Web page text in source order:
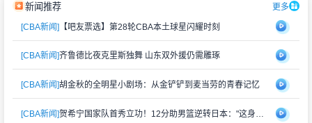
新闻推荐 更多
[CBA新闻]【吧友票选】第28轮CBA本土球星闪耀时刻
[CBA新闻]齐鲁德比夜克里斯独舞 山东双外援仍需雕琢
[CBA新闻]胡金秋的全明星小剧场：从金铲铲到麦当劳的青春记忆
[CBA新闻] 贺希宁国家队首秀立功！12分助男篮逆转日本："这身战袍再累也值"